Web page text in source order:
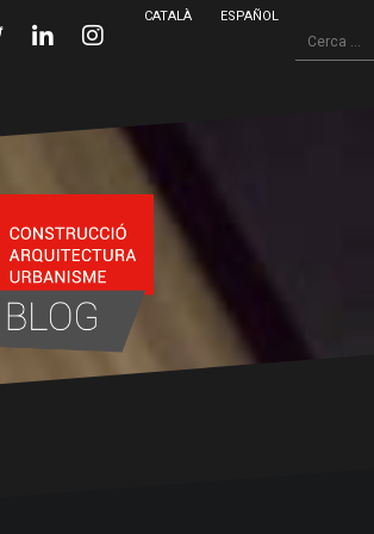
CATALÀ ESPAÑOL
Cerca: